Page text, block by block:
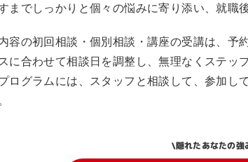
までしっかりと個々の悩みに寄り添い、就職
容の初回相談・個別相談・講座の受講は、予
に合わせて相談日を調整し、無理なくステッ
ログラムには、スタッフと相談して、参加し
\隠れたあなたの強